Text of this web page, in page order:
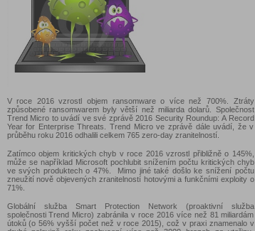
V roce 2016 vzrostl objem ransomware o více než 700%. Ztráty
způsobené ransomwarem byly větší než miliarda dolarů. Společnost
Trend Micro to uvádí ve své zprávě 2016 Security Roundup: A Record
Year for Enterprise Threats. Trend Micro ve zprávě dále uvádí, že v
průběhu roku 2016 odhalili celkem 765 zero-day zranitelností.
Zatímco objem kritických chyb v roce 2016 vzrostl přibližně o 145%,
může se například Microsoft pochlubit snížením počtu kritických chyb
ve svých produktech o 47%. Mimo jiné také došlo ke snížení počtu
zneužití nově objevených zranitelností hotovými a funkčními exploity o
71%.
Globální služba Smart Protection Network (proaktivní služba
společnosti Trend Micro) zabránila v roce 2016 více než 81 miliardám
útoků (o 56% vyšší počet než v roce 2015), což v praxi znamenalo v